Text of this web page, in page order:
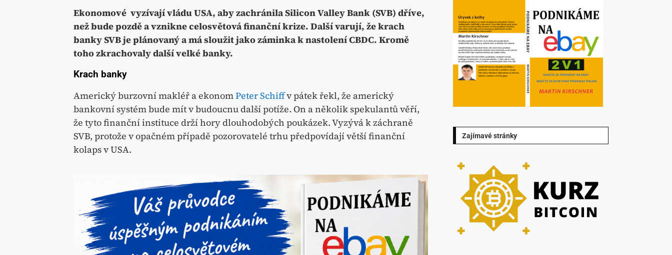
Ekonomové vyzívají vládu USA, aby zachránila Silicon Valley Bank (SVB) dříve,
než bude pozdě a vznikne celosvětová finanční krize. Další varují, že krach
banky SVB je plánovaný a má sloužit jako záminka k nastolení CBDC. Kromě
toho zkrachovaly další velké banky.
Krach banky
Americký burzovní makléř a ekonomPeter Schiffv pátek řekl, že americký
bankovní systém bude mít v budoucnu další potíže. On a několik spekulantů věří,
že tyto finanční instituce drží hory dlouhodobých poukázek. Vyzývá k záchraně
SVB, protože v opačném případě pozorovatelé trhu předpovídají větší finanční
kolaps v USA.
Zajímavé stránky